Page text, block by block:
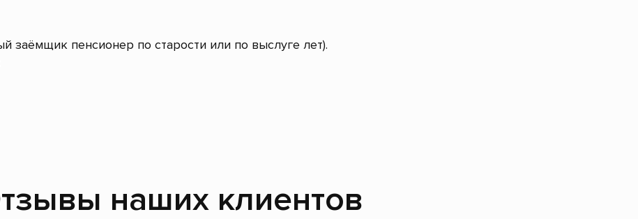
заёмщик пенсионер по старости или по выслуге лет).
наших клиентов